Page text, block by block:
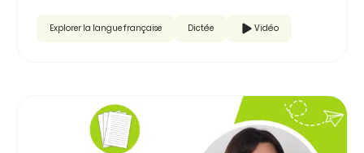
Explorer la langue française Dictée Vidéo